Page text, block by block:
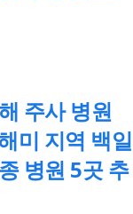
주사 병원
미 지역 백일
병원 5곳 추